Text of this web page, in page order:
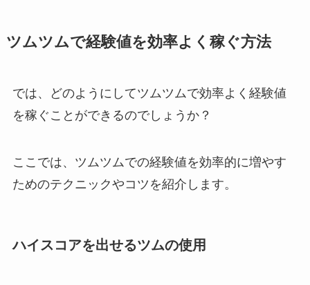
ツムツムで経験値を効率よく稼ぐ方法
では、どのようにしてツムツムで効率よく経験値
を稼ぐことができるのでしょうか？
ここでは、ツムツムでの経験値を効率的に増やす
ためのテクニックやコツを紹介します。
ハイスコアを出せるツムの使用